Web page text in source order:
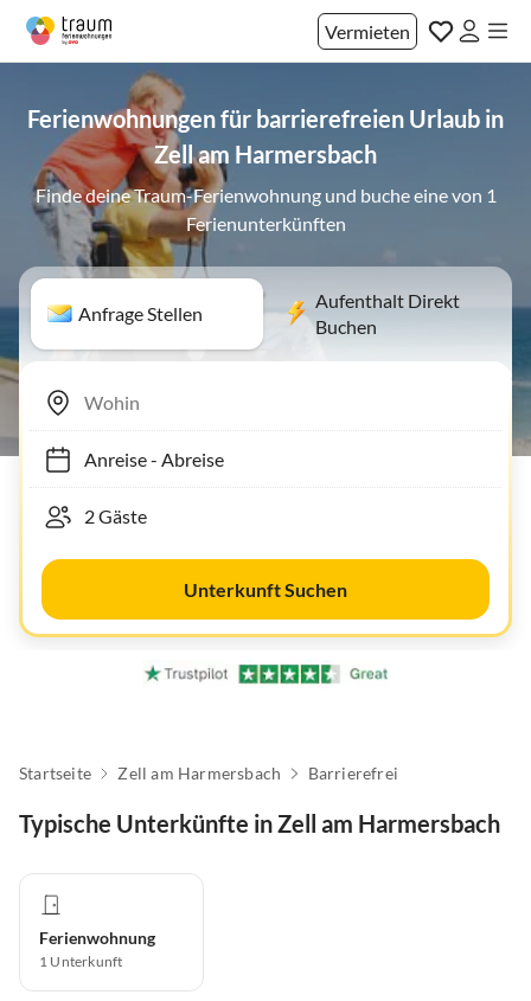
Vermieten
Ferienwohnungen für barrierefreien Urlaub in
Zell am Harmersbach
Finde deine Traum-Ferienwohnung und buche eine von 1
Ferienunterkünften
Anfrage Stellen
Aufenthalt Direkt
Buchen
Anreise- Abreise
Unterkunft Suchen
Startseite Zell am Harmersbach Barrierefrei
Typische Unterkünfte in Zell am Harmersbach
Ferienwohnung
1 Unterkunft